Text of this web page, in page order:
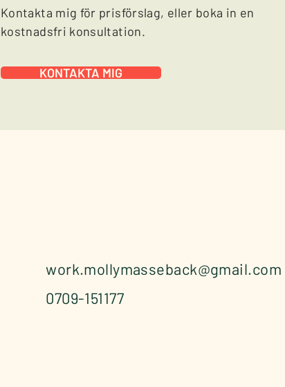
Kontakta mig för prisförslag, eller boka in en
kostnadsfri konsultation.
KONTAKTA MIG
work.mollymasseback@gmail.com
0709-151177